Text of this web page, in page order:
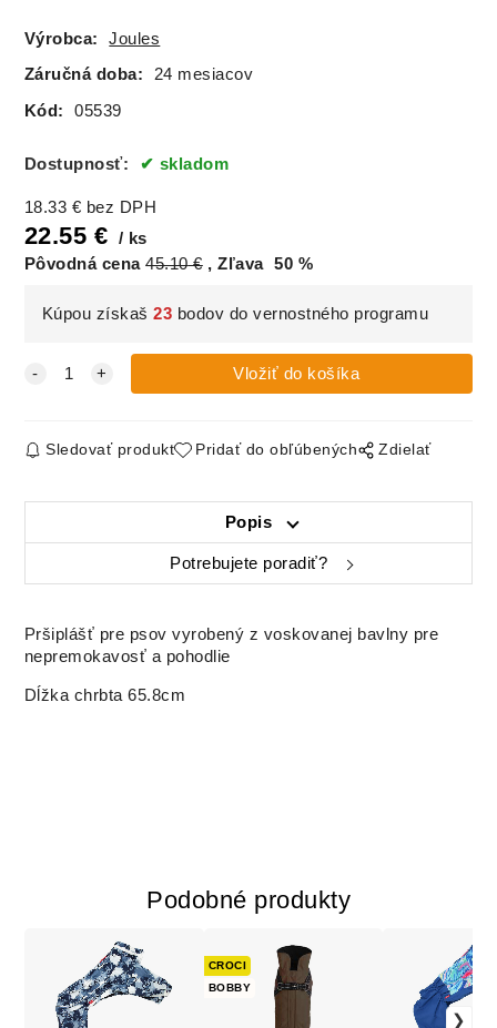
Výrobca: Joules
Záručná doba: 24 mesiacov
Kód: 05539
Dostupnosť: skladom
18.33 € bez DPH
22.55 €
ks
Pôvodná cena 45.10€ Zľava 50 %
Kúpou získaš23 bodov do vernostného programu
Sledovať produkt Pridať do obľúbených Zdielať
Popis
Potrebujete poradiť?
Pršiplášť pre psov vyrobený z voskovanej bavlny pre
nepremokavosť a pohodlie
Dĺžka chrbta 65.8cm
Podobné produkty
CROCI
BOBBY